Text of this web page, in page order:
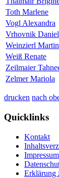
Toth Marlene
Vogl Alexandra
Vrhovnik Daniel
Weinzierl Martin
Weiß Renate
Zeilmaier
Zelmer Mariola
drucken nach
Quicklinks
Kontakt
Impressum
Erklärung